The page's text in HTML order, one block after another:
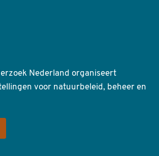
Nederland organiseert
voor natuurbeleid, beheer en